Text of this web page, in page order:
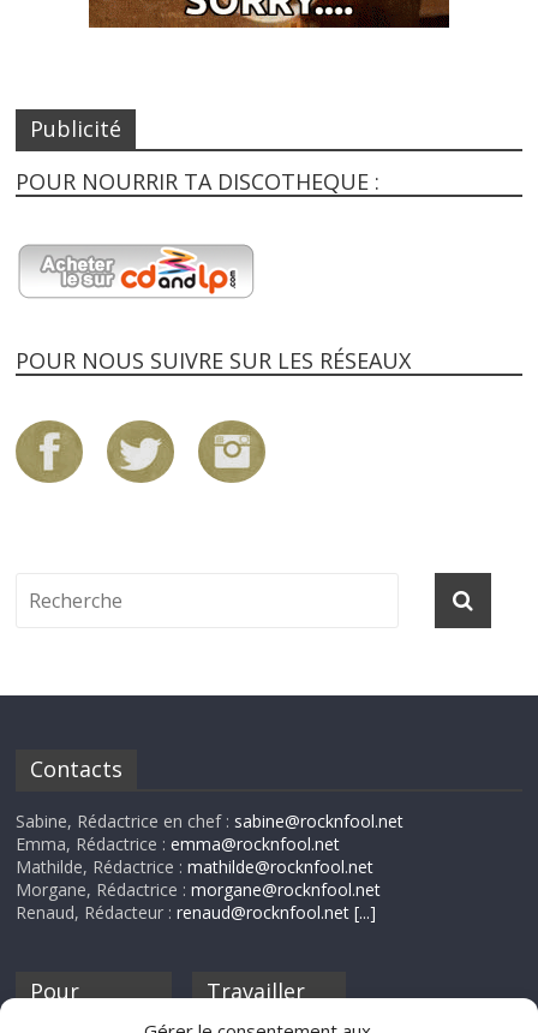
Publicité
POUR NOURRIR TA DISCOTHEQUE :
POUR NOUS SUIVRE SUR LES RÉSEAUX
Contacts
Sabine, Rédactrice en chef : sabine@rocknfool.net
Emma, Rédactrice :emma@rocknfool.net
Mathilde, Rédactrice :mathilde@rocknfool.net
Morgane, Rédactrice :morgane@rocknfool.net
Renaud, Rédacteur :renaud@rocknfool.net [...]
Pour
Travailler